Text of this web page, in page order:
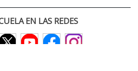
EN LAS REDES